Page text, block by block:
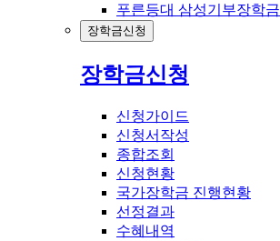
푸른등대 삼성기부장학금
장학금신청
장학금신청
신청가이드
신청서작성
종합조회
신청현황
국가장학금 진행현황
선정결과
수혜내역